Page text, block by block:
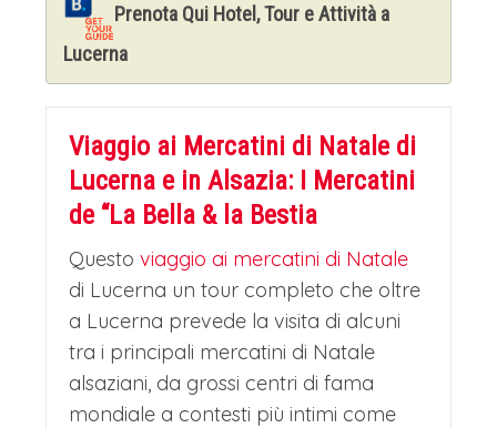
di magia, come se un incantesimo
avesse preservato questo luogo in una
castello della Bestia. Riquewihr non è
solo un posto da vedere, ma da vivere
come una fiaba.
I MERCATINI DI NATALE DI
COLMAR
Dopo l’incantevole mattinata a
Riquewihr ci si sposterà in pullman alla
volta di Colmar, il gioiello dell'Alsazia,
Prenota Qui Hotel, Tour e Attività a
Lucerna
Viaggio ai Mercatini di Natale di
Lucerna e in Alsazia: I Mercatini
de “La Bella & la Bestia
Questo viaggio ai mercatini di Natale
di Lucerna un tour completo che oltre
a Lucerna prevede la visita di alcuni
tra i principali mercatini di Natale
alsaziani, da grossi centri di fama
mondiale a contesti più intimi come